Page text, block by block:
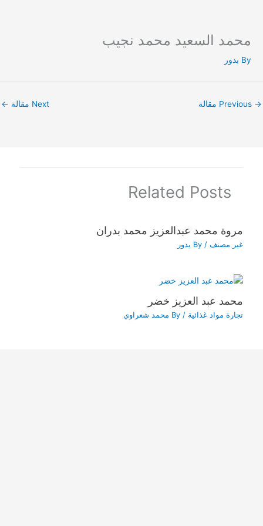
content
محمد السعيد محمد نجيب
By بدور
→ Next مقالة ←
Related Posts
مروة محمد عبدالعزيز محمد بدران
غير مصنف / By بدور
محمد عبد العزيز خضر
تجارة مواد غذائية / By محمد شعراوي